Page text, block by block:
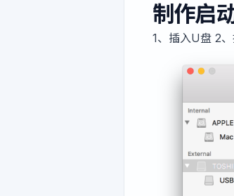
制作启
1、插入U盘 2